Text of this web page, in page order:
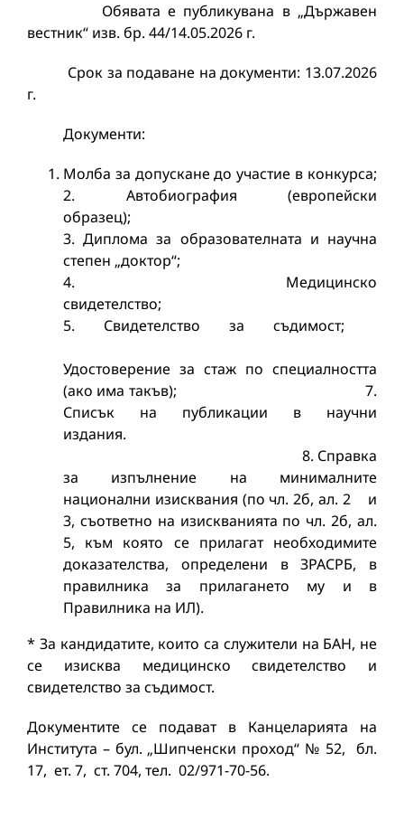
Обявата е публикувана в „Държавен
вестник“ изв. бр. 44/14.05.2026 г.
Срок за подаване на документи: 13.07.2026
г.
Документи:
Молба за допускане до участие в конкурса;
2. Автобиография (европейски
3. Диплома за образователната и научна
степен „доктор“;
4. Медицинско
5. Свидетелство за съдимост;
Удостоверение за стаж по специалността
(ако има такъв); 7.
Списък на публикации в научни
издания.
8. Справка
за изпълнение на минималните
национални изисквания (по чл. 2б, ал. 2 и
3, съответно на изискванията по чл. 2б, ал.
5, към която се прилагат необходимите
доказателства, определени в ЗРАСРБ, в
правилника за прилагането му и в
Правилника на ИЛ).
* За кандидатите, които са служители на БАН, не
се изисква медицинско свидетелство и
свидетелство за съдимост.
Документите се подават в Канцеларията на
Института – бул. „Шипченски проход“ № 52, бл.
17, ет. 7, ст. 704, тел. 02/971-70-56.